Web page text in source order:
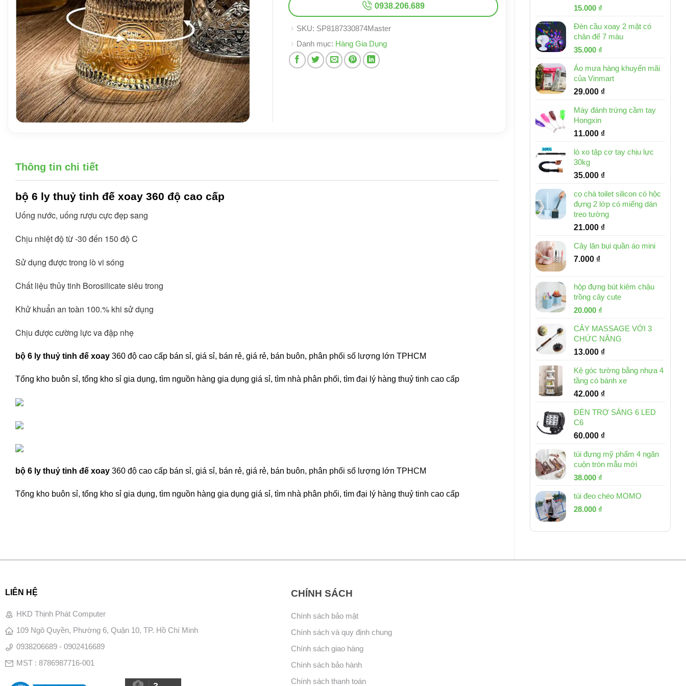
Giá
là:
32.000 ₫.
15.000 ₫
tại
là:
Đèn cầu xoay 2 mặt có
chân đế 7 màu
Giá
là:
46.000 ₫.
35.000 ₫
tại
là:
35.000 ₫.
Áo mưa hàng khuyến mãi
của Vinmart
29.000 ₫
Máy đánh trứng cầm tay
Hongxin
11.000 ₫
lò xo tập cơ tay chịu lực
30kg
35.000 ₫
cọ chà toilet silicon có hộc
đựng 2 lớp có miếng dán
treo tường
21.000 ₫
Cây lăn bụi quần áo mini
7.000 ₫
hộp đựng bút kiêm chậu
trồng cây cute
Giá
là:
30.000 ₫.
20.000 ₫
tại
là:
20.000 ₫.
CÂY MASSAGE VỚI 3
CHỨC NĂNG
13.000 ₫
Kệ góc tường bằng nhựa 4
tầng có bánh xe
42.000 ₫
ĐÈN TRỢ SÁNG 6 LED
C6
60.000 ₫
túi đựng mỹ phẩm 4 ngăn
cuộn tròn mẫu mới
Giá
là:
53.000 ₫.
38.000 ₫
tại
túi đeo chéo MOMO
Giá
là:
28.000 ₫
tại
0938.206.689
SKU: SP8187330874Master
Danh mục: Hàng Gia Dụng
Thông tin chi tiết
bộ 6 ly thuỷ tinh đế xoay 360 độ cao cấp
Uống nước, uống rượu cực đẹp sang
Chịu nhiệt độ từ -30 đến 150 độ C
Sử dụng được trong lò vi sóng
Chất liệu thủy tinh Borosilicate siêu trong
Khử khuẩn an toàn 100.% khi sử dụng
Chịu được cường lực va đập nhẹ
bộ 6 ly thuỷ tinh đế xoay 360 độ cao cấp bán sỉ, giá sỉ, bán rẻ, giá rẻ, bán buôn, phân phối số lượng lớn TPHCM
Tổng kho buôn sỉ, tổng kho sỉ gia dụng, tìm nguồn hàng gia dụng giá sỉ, tìm nhà phân phối, tìm đại lý hàng thuỷ tinh cao cấp
bộ 6 ly thuỷ tinh đế xoay 360 độ cao cấp bán sỉ, giá sỉ, bán rẻ, giá rẻ, bán buôn, phân phối số lượng lớn TPHCM
Tổng kho buôn sỉ, tổng kho sỉ gia dụng, tìm nguồn hàng gia dụng giá sỉ, tìm nhà phân phối, tìm đại lý hàng thuỷ tinh cao cấp
LIÊN HỆ
HKD Thịnh Phát Computer
109 Ngô Quyền, Phường 6, Quận 10, TP. Hồ Chí Minh
0938206689 - 0902416689
MST : 8786987716-001
CHÍNH SÁCH
Chính sách bảo mật
Chính sách và quy định chung
Chính sách giao hàng
Chính sách bảo hành
Chính sách thanh toán